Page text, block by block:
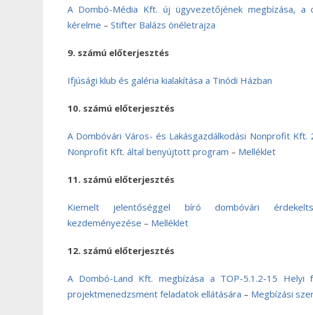
A Dombó-Média Kft. új ügyvezetőjének megbízása, a
kérelme – Stifter Balázs önéletrajza
9. számú előterjesztés
Ifjúsági klub és galéria kialakítása a Tinódi Házban
10. számú előterjesztés
A Dombóvári Város- és Lakásgazdálkodási Nonprofit
Nonprofit Kft. által benyújtott program – Melléklet
11. számú előterjesztés
Kiemelt jelentőséggel bíró dombóvári
kezdeményezése – Melléklet
12. számú előterjesztés
A Dombó-Land Kft. megbízása a TOP-5.1.2-15 Helyi
projektmenedzsment feladatok ellátására – Megbízási